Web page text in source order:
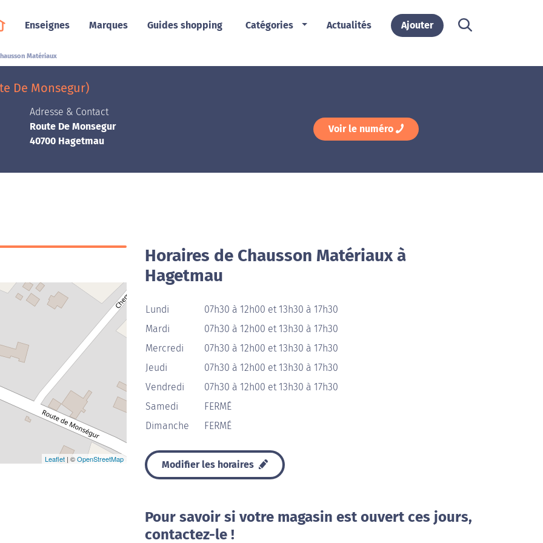
Enseignes Marques Guides shopping Catégories Actualités Ajouter
Matériaux
De Monsegur)
Adresse & Contact
Route De Monsegur
40700 Hagetmau
Voir le numéro
Leaflet | ©OpenStreetMap
Horaires de Chausson Matériaux à
Hagetmau
Lundi
07h30 à 12h00 et 13h30 à 17h30
Mardi
07h30 à 12h00 et 13h30 à 17h30
Mercredi
07h30 à 12h00 et 13h30 à 17h30
Jeudi
07h30 à 12h00 et 13h30 à 17h30
Vendredi
07h30 à 12h00 et 13h30 à 17h30
Samedi
FERMÉ
Dimanche
FERMÉ
Modifier les horaires
Pour savoir si votre magasin est ouvert ces jours,
contactez-le !